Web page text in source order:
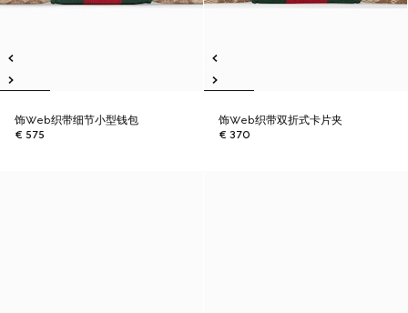
饰Web织带细节小型钱包
€ 575
饰Web织带双折式卡片夹
€ 370